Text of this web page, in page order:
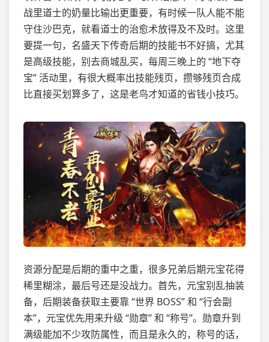
战里道士的奶量比输出更重要，有时候一队人能不能
守住沙巴克，就看道士的治愈术放得及不及时。这里
要提一句，名盛天下传奇后期的技能书不好搞，尤其
是高级技能，别去商城乱买，每周三晚上的 “地下夺
宝” 活动里，有很大概率出技能残页，攒够残页合成
比直接买划算多了，这是老鸟才知道的省钱小技巧。
资源分配是后期的重中之重，很多兄弟后期元宝花得
稀里糊涂，最后号还是没战力。首先，元宝别乱抽装
备，后期装备获取主要靠 “世界 BOSS” 和 “行会副
本”，元宝优先用来升级 “勋章” 和 “称号”。勋章升到
满级能加不少攻防属性，而且是永久的，称号的话，